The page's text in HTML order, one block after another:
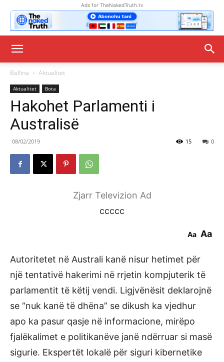
Ads for TheNakedTruth.tv
Ballina Aktualitet
Aktualitet Bota
Hakohet Parlamenti i
Australisë
08/02/2019 0
15
Zjarr Televizion Ad
ccccc
Aa Aa
Autoritetet në Australi kanë nisur hetimet për
një tentativë hakerimi në rrjetin kompjuterik të
parlamentit të këtij vendi. Ligjvënësit deklarojnë
se “nuk kanë të dhëna” se dikush ka vjedhur
apo ka pasur qasje në informacione, mirëpo
fjalëkalimet e politikanëve janë ndërruar si masë
sigurie. Ekspertët lokalë për siguri kibernetike